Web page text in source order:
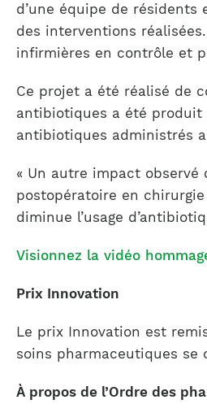
d’une équipe de
des interventions
infirmières en contrôle et
Ce projet a été réalisé de
antibiotiques a été produit
antibiotiques administrés
« Un autre impact
postopératoire en
diminue l’usage
Visionnez la vidéo
Prix Innovation
Le prix Innovation est
soins pharmaceutiques
À propos de l’Ordre des